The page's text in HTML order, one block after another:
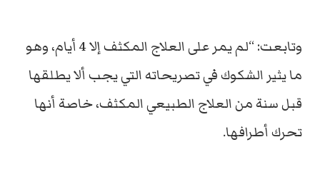
وتابعت: “لم يمر على العلاج المكثف إلا 4 أيام، وهو
ما يثير الشكوك في تصريحاته التي يجب ألا يطلقها
قبل سنة من العلاج الطبيعي المكثف، خاصة أنها
تحرك أطرافها.